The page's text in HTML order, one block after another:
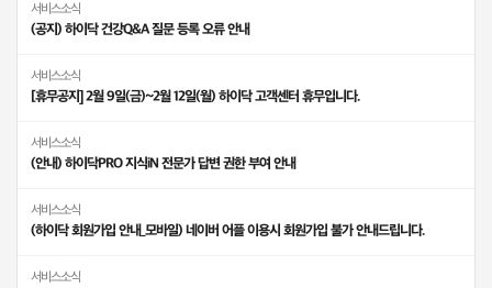
서비스소식
(공지) 하이닥 건강Q&A 질문 등록 오류 안내
서비스소식
[휴무공지] 2월 9일(금)~2월 12일(월) 하이닥 고객센터 휴무입니다.
서비스소식
(안내) 하이닥PRO 지식iN 전문가 답변 권한 부여 안내
서비스소식
(하이닥 회원가입 안내_모바일) 네이버 어플 이용시 회원가입 불가 안내드립니다.
서비스소식